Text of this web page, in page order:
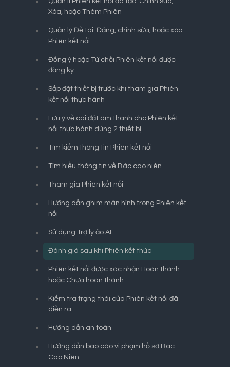
Xóa, hoặc Thêm Phiên
Quản lý Đề tài: Đăng, chỉnh sửa, hoặc xóa
Phiên kết nối
Đồng ý hoặc Từ chối Phiên kết nối được
đăng ký
Sắp đặt thiết bị trước khi tham gia Phiên
kết nối thực hành
Lưu ý về cài đặt âm thanh cho Phiên kết
nối thực hành dùng 2 thiết bị
Tìm kiếm thông tin Phiên kết nối
Tìm hiểu thông tin về Bác cao niên
Tham gia Phiên kết nối
Hướng dẫn ghim màn hình trong Phiên kết
nối
Sử dụng Trợ lý ảo AI
Đánh giá sau khi Phiên kết thúc
Phiên kết nối được xác nhận Hoàn thành
hoặc Chưa hoàn thành
Kiểm tra trạng thái của Phiên kết nối đã
diễn ra
Hướng dẫn an toàn
Hướng dẫn báo cáo vi phạm hồ sơ Bác
Cao Niên